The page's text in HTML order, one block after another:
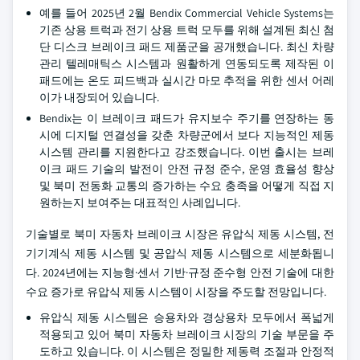
예를 들어 2025년 2월 Bendix Commercial Vehicle Systems는
기존 상용 트럭과 전기 상용 트럭 모두를 위해 설계된 최신 첨
단 디스크 브레이크 패드 제품군을 공개했습니다. 최신 차량
관리 텔레매틱스 시스템과 원활하게 연동되도록 제작된 이
패드에는 온도 피드백과 실시간 마모 추적을 위한 센서 어레
이가 내장되어 있습니다.
Bendix는 이 브레이크 패드가 유지보수 주기를 연장하는 동
시에 디지털 연결성을 갖춘 차량군에서 보다 지능적인 제동
시스템 관리를 지원한다고 강조했습니다. 이번 출시는 브레
이크 패드 기술의 발전이 안전 규정 준수, 운영 효율성 향상
및 북미 전동화 교통의 증가하는 수요 충족을 어떻게 직접 지
원하는지 보여주는 대표적인 사례입니다.
기술별로 북미 자동차 브레이크 시장은 유압식 제동 시스템, 전
기기계식 제동 시스템 및 공압식 제동 시스템으로 세분화됩니
다. 2024년에는 지능형·센서 기반·규정 준수형 안전 기술에 대한
수요 증가로 유압식 제동 시스템이 시장을 주도할 전망입니다.
유압식 제동 시스템은 승용차와 경상용차 모두에서 폭넓게
적용되고 있어 북미 자동차 브레이크 시장의 기술 부문을 주
도하고 있습니다. 이 시스템은 정밀한 제동력 조절과 안정적